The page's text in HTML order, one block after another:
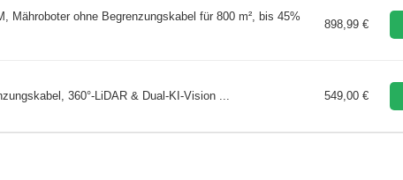
Mähroboter ohne Begrenzungskabel für 800 m², bis 45%
898,99 €
360°-LiDAR & Dual-KI-Vision ... 549,00 €